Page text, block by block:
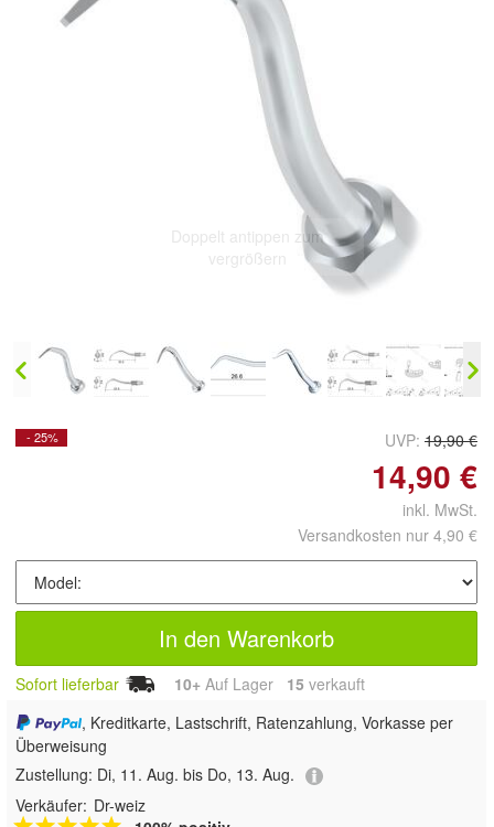
Doppelt antippen zum
vergrößern
- 25% UVP: 19,90 €
14,90 €
inkl. MwSt.
Versandkosten nur 4,90 €
In den Warenkorb
Sofort lieferbar 10+ Auf Lager 15 verkauft
, Kreditkarte, Lastschrift, Ratenzahlung, Vorkasse per
Überweisung
Zustellung: Di, 11. Aug. bis Do, 13. Aug.
Verkäufer: Dr-weiz